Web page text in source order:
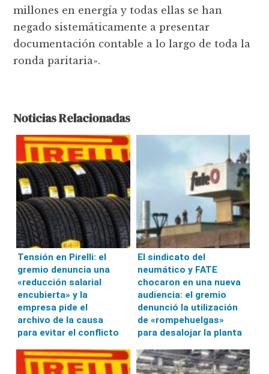
millones en energía y todas ellas se han
negado sistemáticamente a presentar
documentación contable a lo largo de toda la
ronda paritaria».
Noticias Relacionadas
Tensión en Pirelli: el
gremio denuncia una
«reducción salarial
encubierta» y la
empresa pide el
archivo de la causa
para evitar el conflicto
El sindicato del
neumático y FATE
chocaron en una nueva
audiencia: el gremio
denunció la utilización
de «rompehuelgas»
para desalojar la planta